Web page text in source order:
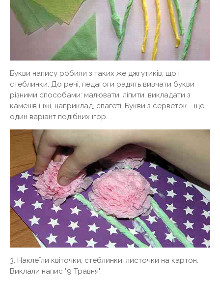
Букви напису робили з таких же джгутиків, що і
стеблинки. До речі, педагоги радять вивчати букви
різними способами: малювати, ліпити, викладати з
каменів і їжі, наприклад, спагеті. Букви з серветок - ще
один варіант подібних ігор.
3. Наклеїли квіточки, стеблинки, листочки на картон.
Виклали напис "9 Травня".